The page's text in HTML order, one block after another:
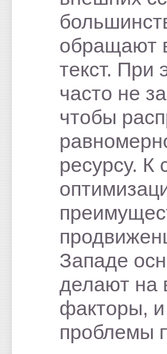
обращают
текст. При
часто не
чтобы
ресурсу. К
Западе
делают на
факторы, и
проблемы